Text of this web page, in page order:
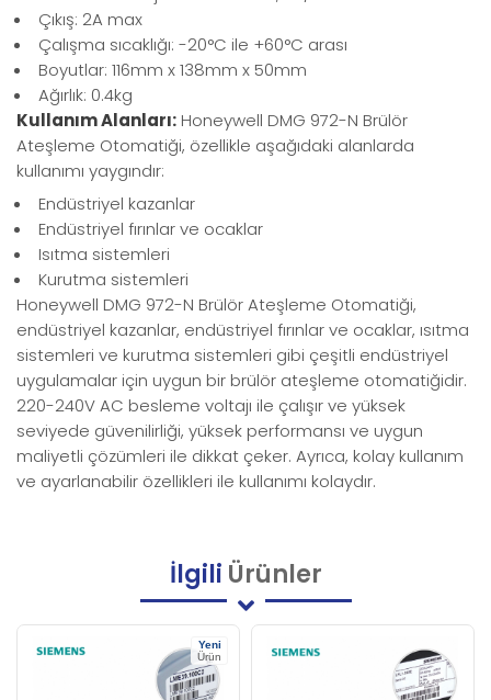
Çıkış: 2A max
Çalışma sıcaklığı: -20°C ile +60°C arası
Boyutlar: 116mm x 138mm x 50mm
Ağırlık: 0.4kg
Kullanım Alanları: Honeywell DMG 972-N Brülör
Ateşleme Otomatiği, özellikle aşağıdaki alanlarda
kullanımı yaygındır:
Endüstriyel kazanlar
Endüstriyel fırınlar ve ocaklar
Isıtma sistemleri
Kurutma sistemleri
Honeywell DMG 972-N Brülör Ateşleme Otomatiği,
endüstriyel kazanlar, endüstriyel fırınlar ve ocaklar, ısıtma
sistemleri ve kurutma sistemleri gibi çeşitli endüstriyel
uygulamalar için uygun bir brülör ateşleme otomatiğidir.
220-240V AC besleme voltajı ile çalışır ve yüksek
seviyede güvenilirliği, yüksek performansı ve uygun
maliyetli çözümleri ile dikkat çeker. Ayrıca, kolay kullanım
ve ayarlanabilir özellikleri ile kullanımı kolaydır.
İlgili Ürünler